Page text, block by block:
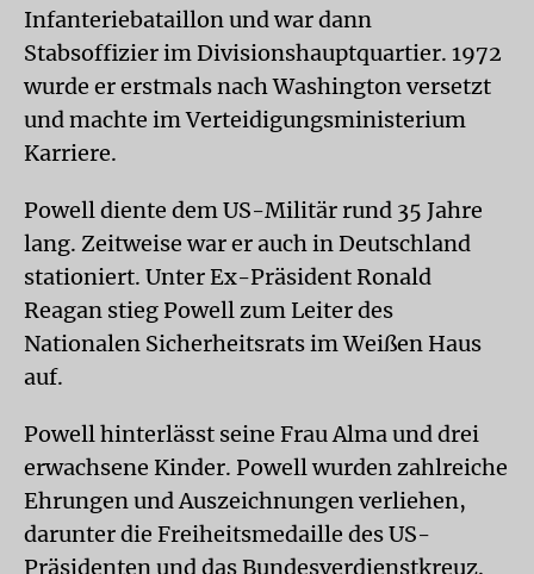
Infanteriebataillon und war dann
Stabsoffizier im Divisionshauptquartier. 1972
wurde er erstmals nach Washington versetzt
und machte im Verteidigungsministerium
Karriere.
Powell diente dem US-Militär rund 35 Jahre
lang. Zeitweise war er auch in Deutschland
stationiert. Unter Ex-Präsident Ronald
Reagan stieg Powell zum Leiter des
Nationalen Sicherheitsrats im Weißen Haus
auf.
Powell hinterlässt seine Frau Alma und drei
erwachsene Kinder. Powell wurden zahlreiche
Ehrungen und Auszeichnungen verliehen,
darunter die Freiheitsmedaille des US-
Präsidenten und das Bundesverdienstkreuz.